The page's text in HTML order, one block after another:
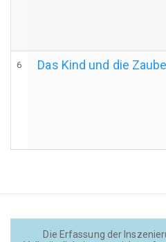
6 Das Kind und die
Die Erfassung der